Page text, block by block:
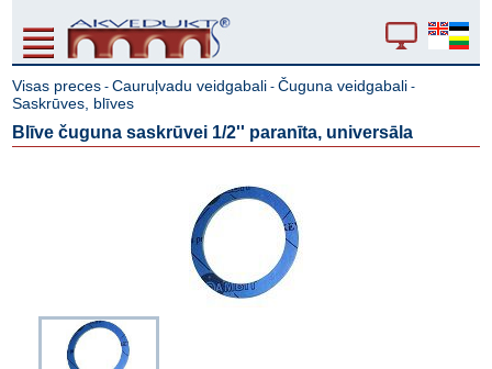
Visas preces -Cauruļvadu veidgabali -Čuguna veidgabali -
Saskrūves, blīves
Blīve čuguna saskrūvei 1/2'' paranīta, universāla